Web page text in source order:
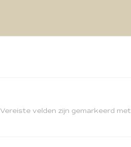
Vereiste velden zijn gemarkeerd met